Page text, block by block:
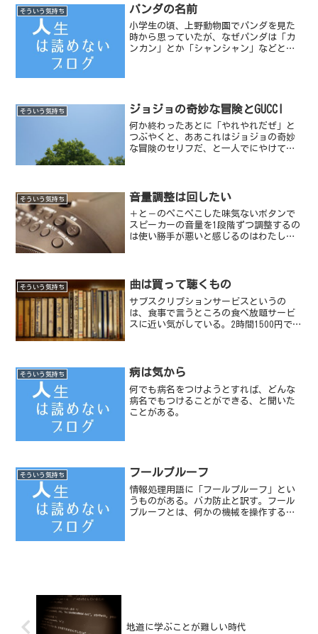
そういう気持ち パンダの名前
小学生の頃、上野動物園でパンダを見た
時から思っていたが、なぜパンダは「カ
ンカン」とか「シャンシャン」などと同
そういう気持ち ジョジョの奇妙な冒険とGUCCI
何か終わったあとに「やれやれだぜ」と
つぶやくと、ああこれはジョジョの奇妙
な冒険のセリフだ、と一人でにやけてし
そういう気持ち 音量調整は回したい
＋と－のぺこぺこした味気ないボタンで
スピーカーの音量を1段階ずつ調整するの
は使い勝手が悪いと感じるのはわたしだ
そういう気持ち 曲は買って聴くもの
サブスクリプションサービスというの
は、食事で言うところの食べ放題サービ
スに近い気がしている。2時間1500円で全
そういう気持ち 病は気から
何でも病名をつけようとすれば、どんな
病名でもつけることができる、と聞いた
ことがある。
そういう気持ち フールプルーフ
情報処理用語に「フールプルーフ」とい
うものがある。バカ防止と訳す。フール
プルーフとは、何かの機械を操作する人
地道に学ぶことが難しい時代